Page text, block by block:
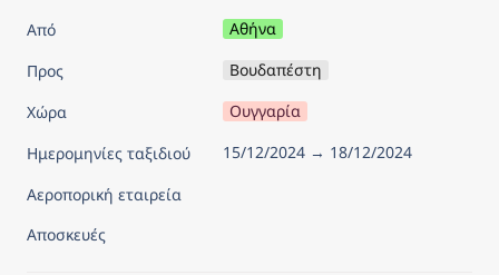
Από
Αθήνα
Προς
Βουδαπέστη
Χώρα
Ουγγαρία
Ημερομηνίες ταξιδιού
15/12/2024 → 18/12/2024
Αεροπορική εταιρεία
Αποσκευές